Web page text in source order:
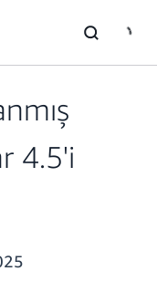
4.5'i